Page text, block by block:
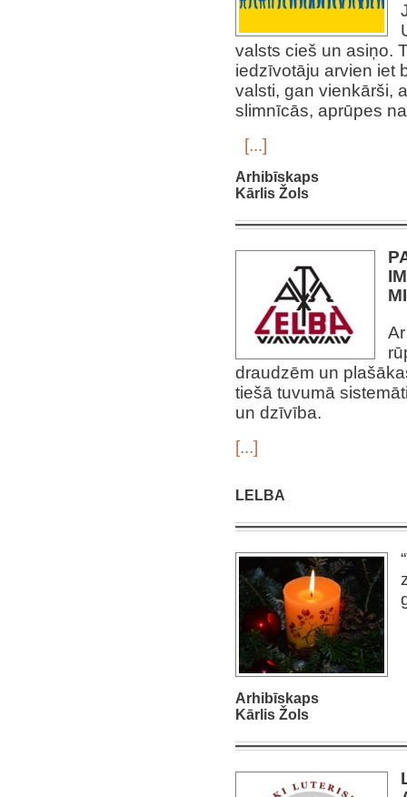
valsts cieš un asiņo.
iedzīvotāju arvien iet
valsti, gan vienkārši,
slimnīcās, aprūpes
[...]
Arhibīskaps
Kārlis Žols
draudzēm un
tiešā tuvumā
un dzīvība.
[...]
LELBA
Arhibīskaps
Kārlis Žols